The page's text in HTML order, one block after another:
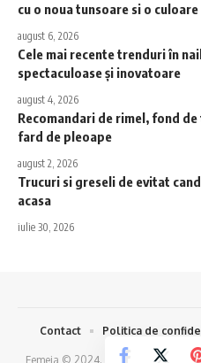
cu o noua tunsoare si o
august 6, 2026
Cele mai recente trenduri în
spectaculoase și inovatoare
august 4, 2026
Recomandari de rimel, fond de
fard de pleoape
august 2, 2026
Trucuri si greseli de evitat
acasa
iulie 30, 2026
Femeia © 2024. Creare Magazin
Contact Politica de